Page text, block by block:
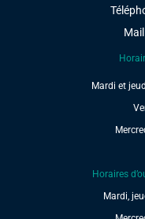
Mardi et
Horaires
Mardi,